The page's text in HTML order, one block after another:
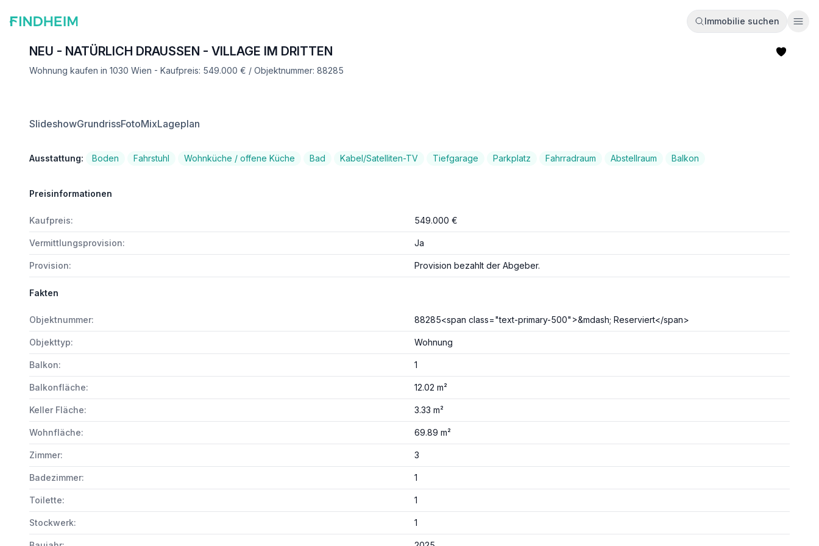
Immobilie suchen
NEU - NATÜRLICH DRAUSSEN - VILLAGE IM DRITTEN
Wohnung kaufen in 1030 Wien - Kaufpreis: 549.000 € / Objektnummer: 88285
SlideshowGrundrissFotoMixLageplan
Ausstattung: Boden Fahrstuhl Wohnküche / offene Küche Bad Kabel/Satelliten-TV Tiefgarage Parkplatz Fahrradraum Abstellraum Balkon
Preisinformationen
Kaufpreis: 549.000 €
Vermittlungsprovision: Ja
Provision: Provision bezahlt der Abgeber.
Fakten
Objektnummer: 88285<span class="text-primary-500">&mdash; Reserviert</span>
Objekttyp: Wohnung
Balkon: 1
Balkonfläche: 12.02 m²
Keller Fläche: 3.33 m²
Wohnfläche: 69.89 m²
Zimmer: 3
Badezimmer: 1
Toilette: 1
Stockwerk: 1